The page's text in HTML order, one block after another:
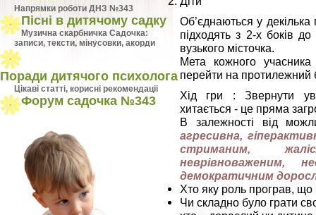
Напрямки роботи ДНЗ №343
Пісні в дитячому садку
Музична скарбничка Садочка:
записи, тексти, мінусовки, акорди
Поради дитячого психолога
Цiкавi статтi, кориснi рекомендацii
Форум садочка №343
Об’єднаються у
підходять з 2-х боків
вузького місточка.
Мета кожного
перейти на протилежний
Хід гри : Звернути
хитається - це пряма
В залежності від
агресивна,
стриманим,
неврівноваженим,
демократичним
Хто яку роль програв,
Чи складно було грати